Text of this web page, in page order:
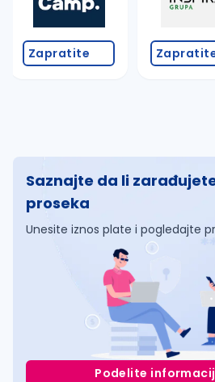
Zapratite
Saznajte da li
proseka
Unesite iznos plate i pogledajte
Podelite